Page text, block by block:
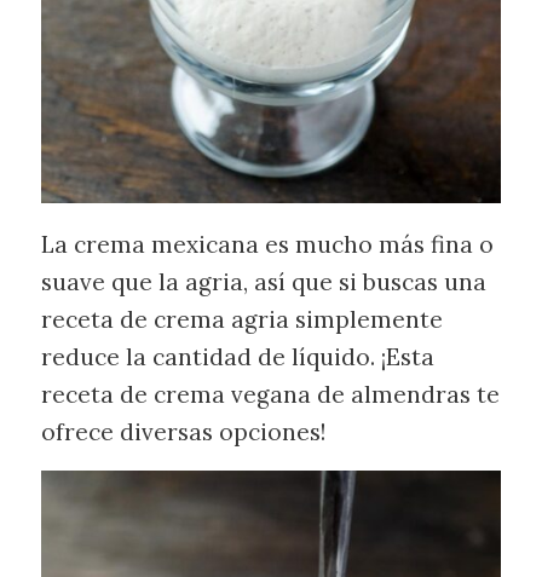
La crema mexicana es mucho más fina o
suave que la agria, así que si buscas una
receta de crema agria simplemente
reduce la cantidad de líquido. ¡Esta
receta de crema vegana de almendras te
ofrece diversas opciones!